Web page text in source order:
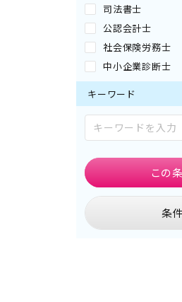
司法書士
公認会計士
社会保険労務士
中小企業診断士
キーワード
条
この